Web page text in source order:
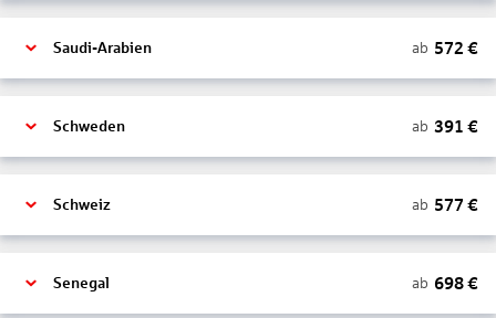
Saudi-Arabien ab 572 €
Schweden ab 391 €
Schweiz ab 577 €
Senegal ab 698€